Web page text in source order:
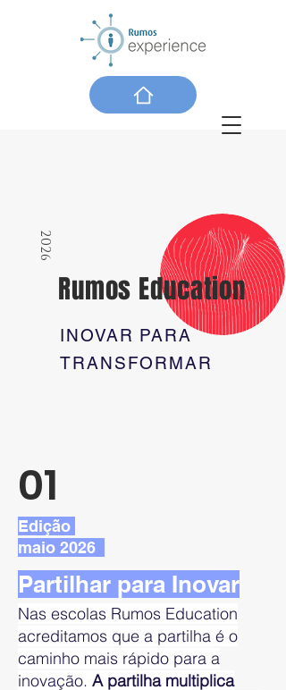
2026
Rumos Education
INOVAR PARA
TRANSFORMAR
01
Edição
maio 2026
Partilhar para Inovar
Nas escolas Rumos Education
acreditamos que a partilha é o
caminho mais rápido para a
inovação. A partilha multiplica